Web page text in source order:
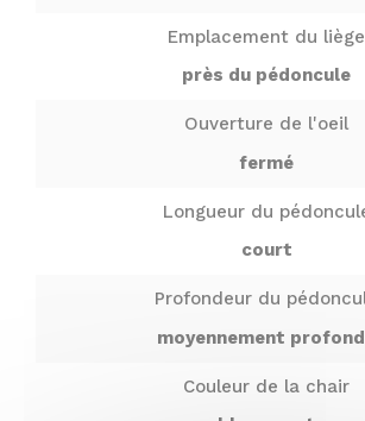
Emplacement du liège
près du pédoncule
Ouverture de l'oeil
fermé
Longueur du
court
Profondeur du
moyennement
Couleur de la chair